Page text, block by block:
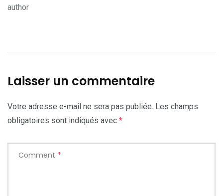
author
Laisser un commentaire
Votre adresse e-mail ne sera pas publiée. Les champs
obligatoires sont indiqués avec *
Comment *